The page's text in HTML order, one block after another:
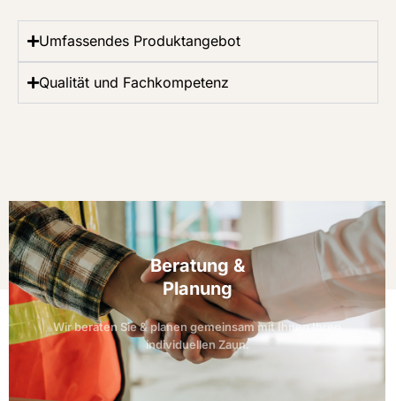
Umfassendes Produktangebot
Qualität und Fachkompetenz
Beratung &
Planung
Wir beraten Sie & planen gemeinsam mit Ihnen Ihren
individuellen Zaun.